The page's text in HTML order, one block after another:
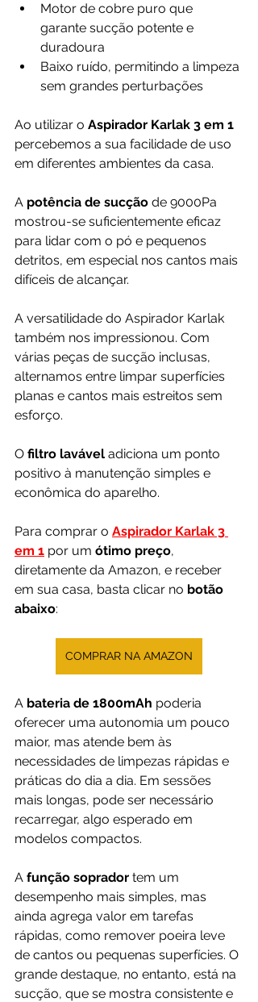
Motor de cobre puro que
garante sucção potente e
duradoura
Baixo ruído, permitindo a limpeza
sem grandes perturbações
Ao utilizar o Aspirador Karlak 3 em 1
percebemos a sua facilidade de uso
em diferentes ambientes da casa.
A potência de sucção de 9000Pa
mostrou-se suficientemente eficaz
para lidar com o pó e pequenos
detritos, em especial nos cantos mais
difíceis de alcançar.
A versatilidade do Aspirador Karlak
também nos impressionou. Com
várias peças de sucção inclusas,
alternamos entre limpar superfícies
planas e cantos mais estreitos sem
esforço.
O filtro lavável adiciona um ponto
positivo à manutenção simples e
econômica do aparelho.
Para comprar o Aspirador Karlak 3
em 1 por um ótimo preço,
diretamente da Amazon, e receber
em sua casa, basta clicar no botão
abaixo:
COMPRAR NA AMAZON
A bateria de 1800mAh poderia
oferecer uma autonomia um pouco
maior, mas atende bem às
necessidades de limpezas rápidas e
práticas do dia a dia. Em sessões
mais longas, pode ser necessário
recarregar, algo esperado em
modelos compactos.
A função soprador tem um
desempenho mais simples, mas
ainda agrega valor em tarefas
rápidas, como remover poeira leve
de cantos ou pequenas superfícies. O
grande destaque, no entanto, está na
sucção, que se mostra consistente e